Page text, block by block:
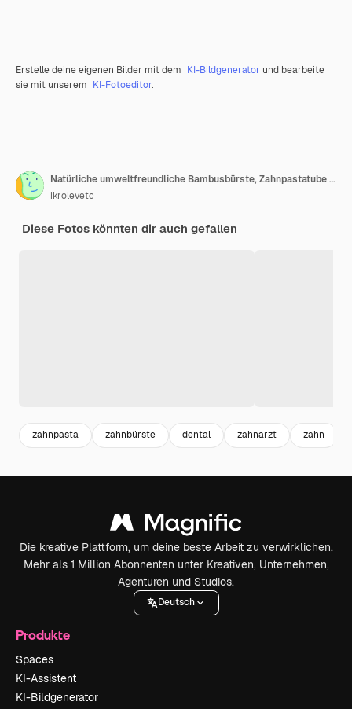
Erstelle deine eigenen Bilder mit dem KI-Bildgenerator und bearbeite
sie mit unserem KI-Fotoeditor.
Natürliche umweltfreundliche Bambusbürste, Zahnpastatube und Orhidblume. Zum Waschen einstellen
ikrolevetc
Diese Fotos könnten dir auch gefallen
zahnpasta zahnbürste dental zahnarzt zahn
Die kreative Plattform, um deine beste Arbeit zu verwirklichen.
Mehr als 1 Million Abonnenten unter Kreativen, Unternehmen,
Agenturen und Studios.
Deutsch
Produkte
Spaces
KI-Assistent
KI-Bildgenerator